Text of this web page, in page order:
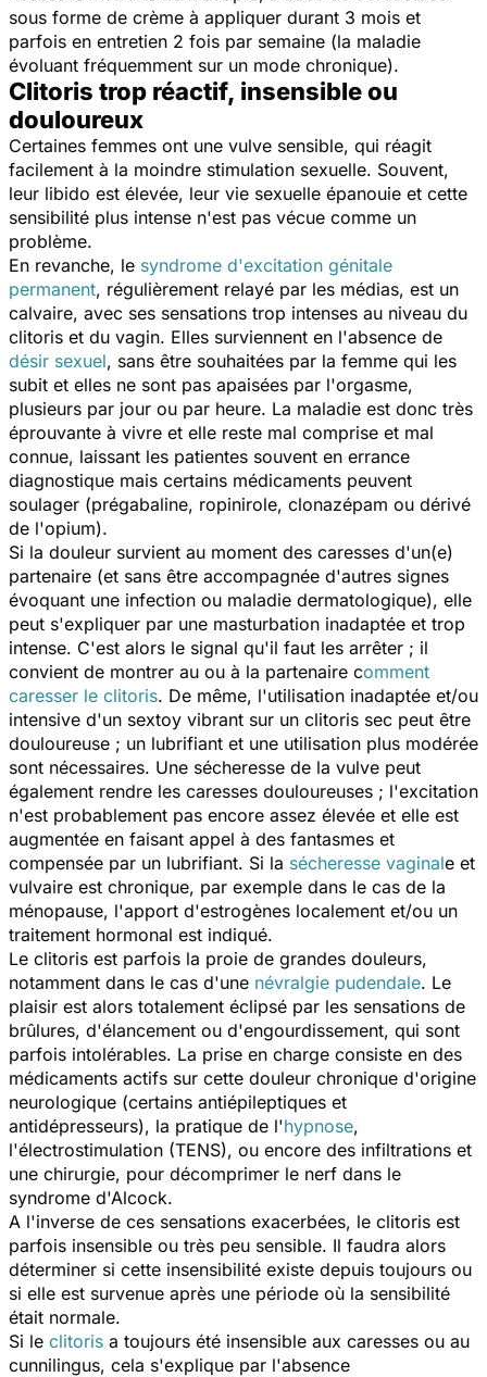
sous forme de crème à appliquer durant 3 mois et
parfois en entretien 2 fois par semaine (la maladie
évoluant fréquemment sur un mode chronique).
Clitoris trop réactif, insensible ou
douloureux
Certaines femmes ont une vulve sensible, qui réagit
facilement à la moindre stimulation sexuelle. Souvent,
leur libido est élevée, leur vie sexuelle épanouie et cette
sensibilité plus intense n'est pas vécue comme un
problème.
En revanche, le syndrome d'excitation génitale
permanent, régulièrement relayé par les médias, est un
calvaire, avec ses sensations trop intenses au niveau du
clitoris et du vagin. Elles surviennent en l'absence de
désir sexuel, sans être souhaitées par la femme qui les
subit et elles ne sont pas apaisées par l'orgasme,
plusieurs par jour ou par heure. La maladie est donc très
éprouvante à vivre et elle reste mal comprise et mal
connue, laissant les patientes souvent en errance
diagnostique mais certains médicaments peuvent
soulager (prégabaline, ropinirole, clonazépam ou dérivé
de l'opium).
Si la douleur survient au moment des caresses d'un(e)
partenaire (et sans être accompagnée d'autres signes
évoquant une infection ou maladie dermatologique), elle
peut s'expliquer par une masturbation inadaptée et trop
intense. C'est alors le signal qu'il faut les arrêter ; il
convient de montrer au ou à la partenaire comment
caresser le clitoris. De même, l'utilisation inadaptée et/ou
intensive d'un sextoy vibrant sur un clitoris sec peut être
douloureuse ; un lubrifiant et une utilisation plus modérée
sont nécessaires. Une sécheresse de la vulve peut
également rendre les caresses douloureuses ; l'excitation
n'est probablement pas encore assez élevée et elle est
augmentée en faisant appel à des fantasmes et
compensée par un lubrifiant. Si la sécheresse vaginale et
vulvaire est chronique, par exemple dans le cas de la
ménopause, l'apport d'estrogènes localement et/ou un
traitement hormonal est indiqué.
Le clitoris est parfois la proie de grandes douleurs,
notamment dans le cas d'une névralgie pudendale. Le
plaisir est alors totalement éclipsé par les sensations de
brûlures, d'élancement ou d'engourdissement, qui sont
parfois intolérables. La prise en charge consiste en des
médicaments actifs sur cette douleur chronique d'origine
neurologique (certains antiépileptiques et
antidépresseurs), la pratique de l'hypnose,
l'électrostimulation (TENS), ou encore des infiltrations et
une chirurgie, pour décomprimer le nerf dans le
syndrome d'Alcock.
A l'inverse de ces sensations exacerbées, le clitoris est
parfois insensible ou très peu sensible. Il faudra alors
déterminer si cette insensibilité existe depuis toujours ou
si elle est survenue après une période où la sensibilité
était normale.
Si le clitoris a toujours été insensible aux caresses ou au
cunnilingus, cela s'explique par l'absence